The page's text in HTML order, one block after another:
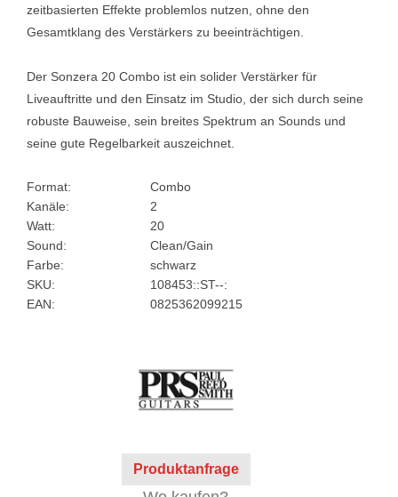
zeitbasierten Effekte problemlos nutzen, ohne den
Gesamtklang des Verstärkers zu beeinträchtigen.
Der Sonzera 20 Combo ist ein solider Verstärker für
Liveauftritte und den Einsatz im Studio, der sich durch seine
robuste Bauweise, sein breites Spektrum an Sounds und
seine gute Regelbarkeit auszeichnet.
Format:
Combo
Kanäle:
2
Watt:
20
Sound:
Clean/Gain
Farbe:
schwarz
SKU:
108453::ST--:
EAN:
0825362099215
Produktanfrage